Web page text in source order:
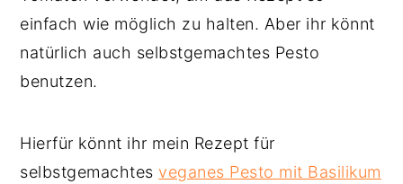
einfach wie möglich zu halten. Aber ihr könnt
natürlich auch selbstgemachtes Pesto
benutzen.
Hierfür könnt ihr mein Rezept für
selbstgemachtesveganes Pesto mit Basilikum